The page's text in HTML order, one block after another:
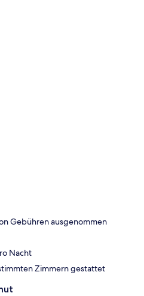
Gebühren ausgenommen
Nacht
Zimmern gestattet